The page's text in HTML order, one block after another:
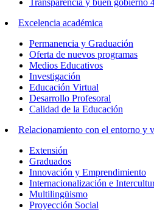
Excelencia académica
Permanencia y Graduación
Oferta de nuevos programas
Medios Educativos
Investigación
Educación Virtual
Desarrollo Profesoral
Calidad de la Educación
Relacionamiento con el entorno y
Extensión
Graduados
Innovación y Emprendimiento
Internacionalización e
Multilingüismo
Proyección Social